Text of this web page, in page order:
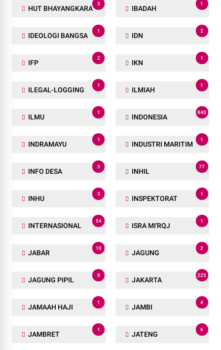
HUT BHAYANGKARA
3
IBADAH
1
IDEOLOGI BANGSA
1
IDN
2
IFP
2
IKN
1
ILEGAL-LOGGING
1
ILMIAH
1
ILMU
1
INDONESIA
840
INDRAMAYU
1
INDUSTRI MARITIM
1
INFO DESA
3
INHIL
77
INHU
3
INSPEKTORAT
1
INTERNASIONAL
54
ISRA MI'RQJ
1
JABAR
10
JAGUNG
2
JAGUNG PIPIL
8
JAKARTA
225
JAMAAH HAJI
1
JAMBI
4
JAMBRET
1
JATENG
6